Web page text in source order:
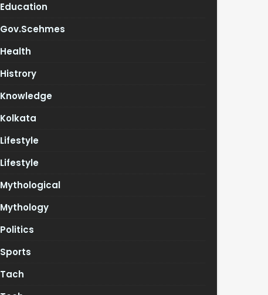
Education
Gov.scehmes
Health
Histrory
Knowledge
Kolkata
Lifestyle
Lifestyle
Mythological
Mythology
Politics
Sports
Tach